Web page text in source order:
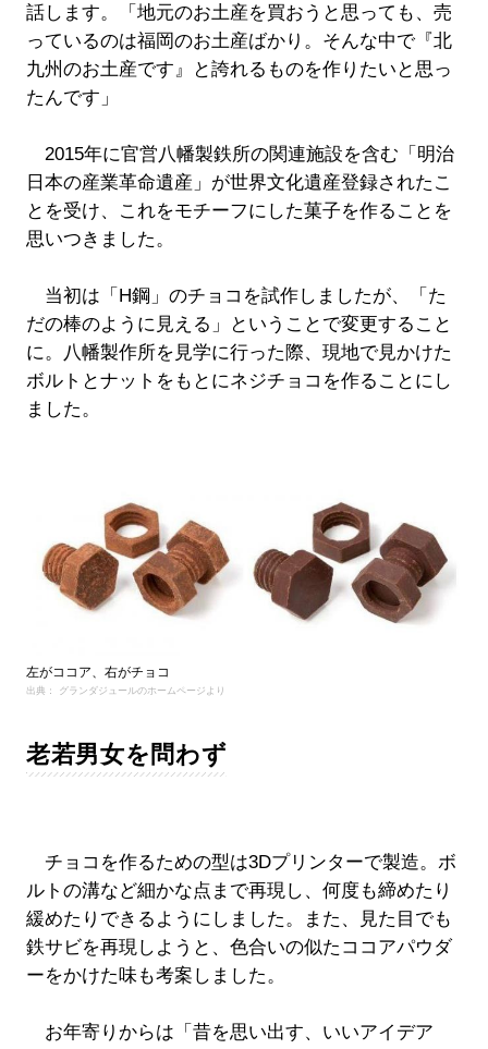
話します。「地元のお土産を買おうと思っても、売
っているのは福岡のお土産ばかり。そんな中で『北
九州のお土産です』と誇れるものを作りたいと思っ
たんです」
2015年に官営八幡製鉄所の関連施設を含む「明治
日本の産業革命遺産」が世界文化遺産登録されたこ
とを受け、これをモチーフにした菓子を作ることを
思いつきました。
当初は「H鋼」のチョコを試作しましたが、「た
だの棒のように見える」ということで変更すること
に。八幡製作所を見学に行った際、現地で見かけた
ボルトとナットをもとにネジチョコを作ることにし
ました。
左がココア、右がチョコ
出典： グランダジュールのホームページより
老若男女を問わず
チョコを作るための型は3Dプリンターで製造。ボ
ルトの溝など細かな点まで再現し、何度も締めたり
緩めたりできるようにしました。また、見た目でも
鉄サビを再現しようと、色合いの似たココアパウダ
ーをかけた味も考案しました。
お年寄りからは「昔を思い出す、いいアイデア